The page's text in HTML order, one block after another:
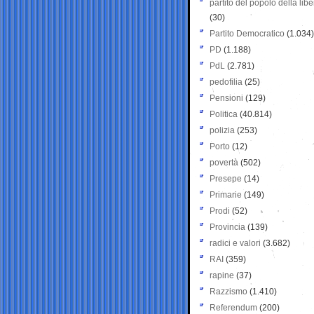
partito del popolo della
(30)
Partito Democratico (1.034)
PD (1.188)
PdL (2.781)
pedofilia (25)
Pensioni (129)
Politica (40.814)
polizia (253)
Porto (12)
povertà (502)
Presepe (14)
Primarie (149)
Prodi (52)
Provincia (139)
radici e valori (3.682)
RAI (359)
rapine (37)
Razzismo (1.410)
Referendum (200)